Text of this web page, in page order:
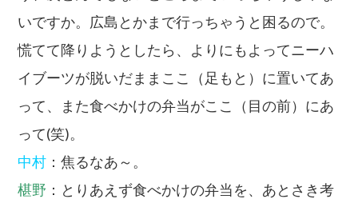
いですか。広島とかまで行っちゃうと困るので。
慌てて降りようとしたら、よりにもよってニーハ
イブーツが脱いだままここ（足もと）に置いてあ
って、また食べかけの弁当がここ（目の前）にあ
って(笑)。
中村 ：焦るなあ～。
椹野 ：とりあえず食べかけの弁当を、あとさき考